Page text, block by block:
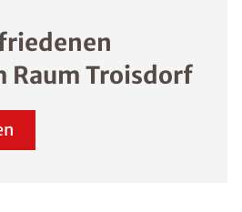
Raum Troisdorf